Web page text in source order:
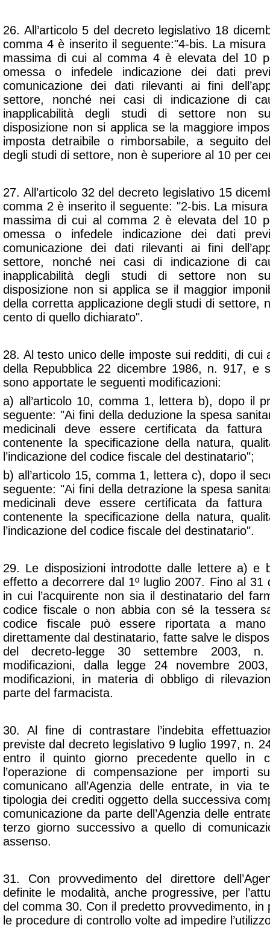
26. All’articolo 5 del decreto legislativo 18
comma 4 è inserito il seguente:"4-bis. La
massima di cui al comma 4 è elevata del 10
omessa o infedele indicazione dei dati
comunicazione dei dati rilevanti ai fini
settore, nonché nei casi di indicazione di
inapplicabilità degli studi di settore non
disposizione non si applica se la maggiore
imposta detraibile o rimborsabile, a seguito
degli studi di settore, non è superiore al 10 per
27. All’articolo 32 del decreto legislativo 15
comma 2 è inserito il seguente: "2-bis. La
massima di cui al comma 2 è elevata del 10
omessa o infedele indicazione dei dati
comunicazione dei dati rilevanti ai fini
settore, nonché nei casi di indicazione di
inapplicabilità degli studi di settore non
disposizione non si applica se il maggior
della corretta applicazione degli studi di settore,
cento di quello dichiarato".
28. Al testo unico delle imposte sui redditi, di cui
della Repubblica 22 dicembre 1986, n. 917, e
sono apportate le seguenti modificazioni:
a) all’articolo 10, comma 1, lettera b), dopo il
seguente: "Ai fini della deduzione la spesa
medicinali deve essere certificata da
contenente la specificazione della natura,
l’indicazione del codice fiscale del destinatario";
b) all’articolo 15, comma 1, lettera c), dopo il
seguente: "Ai fini della detrazione la spesa
medicinali deve essere certificata da
contenente la specificazione della natura,
l’indicazione del codice fiscale del destinatario".
29. Le disposizioni introdotte dalle lettere a) e
effetto a decorrere dal 1º luglio 2007. Fino al 31
in cui l’acquirente non sia il destinatario del
codice fiscale o non abbia con sé la tessera
codice fiscale può essere riportata a
direttamente dal destinatario, fatte salve le
del decreto-legge 30 settembre 2003,
modificazioni, dalla legge 24 novembre
modificazioni, in materia di obbligo di
parte del farmacista.
30. Al fine di contrastare l’indebita
previste dal decreto legislativo 9 luglio 1997, n.
entro il quinto giorno precedente quello in
l’operazione di compensazione per importi
comunicano all’Agenzia delle entrate, in via
tipologia dei crediti oggetto della successiva
comunicazione da parte dell’Agenzia delle
terzo giorno successivo a quello di
assenso.
31. Con provvedimento del direttore
definite le modalità, anche progressive, per
del comma 30. Con il predetto provvedimento, in
le procedure di controllo volte ad impedire